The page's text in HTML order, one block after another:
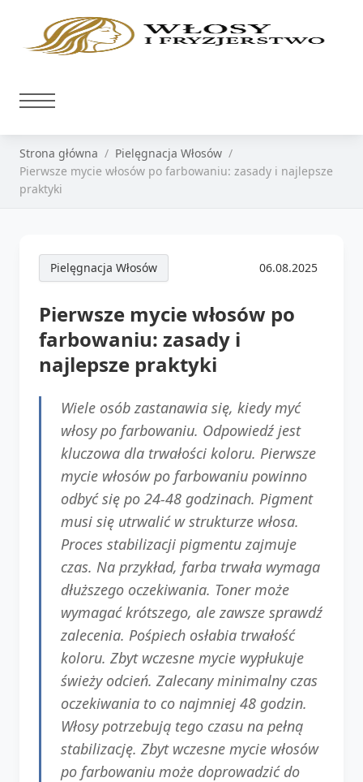
Strona główna
Pielęgnacja Włosów
Pierwsze mycie włosów po farbowaniu: zasady i najlepsze
praktyki
Pielęgnacja Włosów 06.08.2025
Pierwsze mycie włosów po
farbowaniu: zasady i
najlepsze praktyki
Wiele osób zastanawia się, kiedy myć
włosy po farbowaniu. Odpowiedź jest
kluczowa dla trwałości koloru. Pierwsze
mycie włosów po farbowaniu powinno
odbyć się po 24-48 godzinach. Pigment
musi się utrwalić w strukturze włosa.
Proces stabilizacji pigmentu zajmuje
czas. Na przykład, farba trwała wymaga
dłuższego oczekiwania. Toner może
wymagać krótszego, ale zawsze sprawdź
zalecenia. Pośpiech osłabia trwałość
koloru. Zbyt wczesne mycie wypłukuje
świeży odcień. Zalecany minimalny czas
oczekiwania to co najmniej 48 godzin.
Włosy potrzebują tego czasu na pełną
stabilizację. Zbyt wczesne mycie włosów
po farbowaniu może doprowadzić do